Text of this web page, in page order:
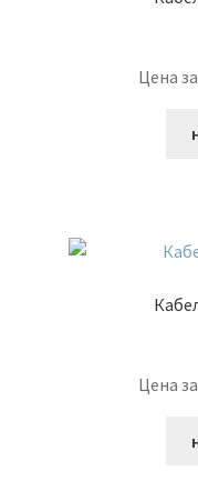
Цена
Цена